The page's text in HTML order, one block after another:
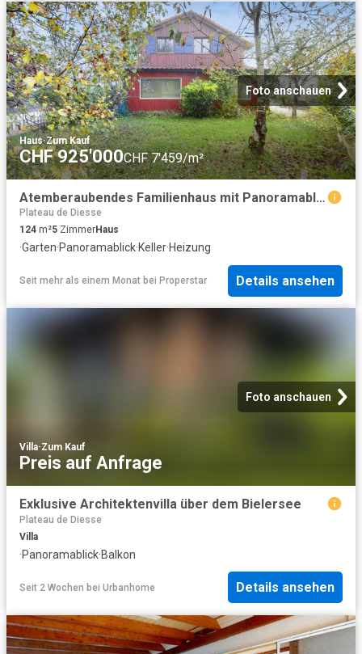
Foto anschauen
Haus·Zum Kauf
CHF 925'000CHF 7'459/m²
Atemberaubendes Familienhaus mit Panoramablick
Plateau de Diesse
124 m²5 ZimmerHaus
·Garten·Panoramablick·Keller·Heizung
Seit mehr als einem Monat bei Properstar Details ansehen
Foto anschauen
Villa·Zum Kauf
Preis auf Anfrage
Exklusive Architektenvilla über dem Bielersee
Plateau de Diesse
Villa
·Panoramablick·Balkon
Seit 2 Wochen bei Urbanhome Details ansehen